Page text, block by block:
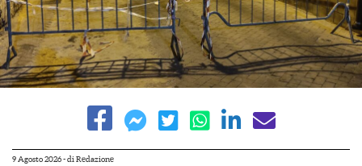
9 Agosto 2026- di Redazione